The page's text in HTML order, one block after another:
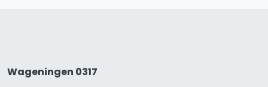
Wageningen 0317